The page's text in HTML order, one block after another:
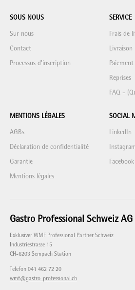
SOUS NOUS
Sur nous
Contact
Processus d'inscription
SERVICE
Frais de
Livraison
Paiement
Reprises
FAQ -
MENTIONS LÉGALES
AGBs
Déclaration de confidentialité
Garantie
Mentions légales
SOCIAL
LinkedIn
Facebook
Gastro Professional Schweiz AG
Exklusiver WMF Professional Partner Schweiz
Industriestrasse 15
CH-6203 Sempach Station
Telefon 041 462 72 20
wmf@gastro-professional.ch